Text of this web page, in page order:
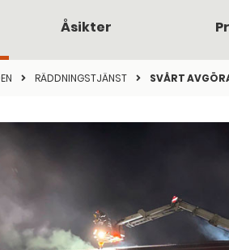
Åsikter
RÄDDNINGSTJÄNST SVÅRT